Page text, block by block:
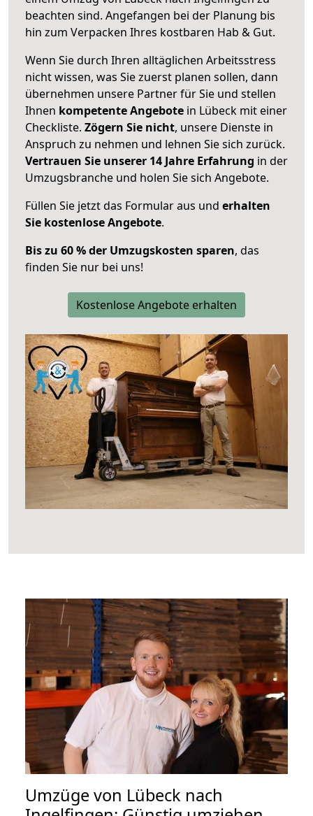
beachten sind. Angefangen bei der Planung bis
hin zum Verpacken Ihres kostbaren Hab & Gut.
Wenn Sie durch Ihren alltäglichen Arbeitsstress
nicht wissen, was Sie zuerst planen sollen, dann
übernehmen unsere Partner für Sie und stellen
Ihnen kompetente Angebote in Lübeck mit einer
Checkliste. Zögern Sie nicht, unsere Dienste in
Anspruch zu nehmen und lehnen Sie sich zurück.
Vertrauen Sie unserer 14 Jahre Erfahrung in der
Umzugsbranche und holen Sie sich Angebote.
Füllen Sie jetzt das Formular aus und erhalten
Sie kostenlose Angebote.
Bis zu 60 % der Umzugskosten sparen, das
finden Sie nur bei uns!
Kostenlose Angebote erhalten
Umzüge von Lübeck nach